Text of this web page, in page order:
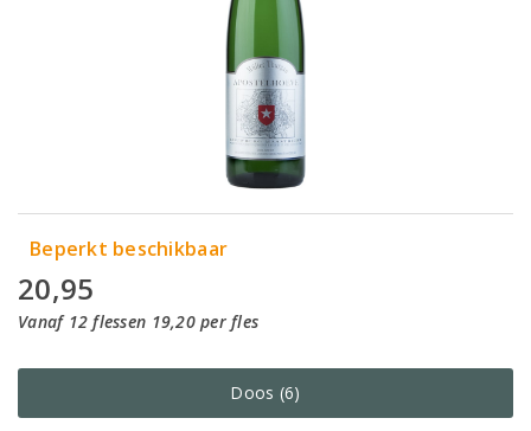
Beperkt beschikbaar
20,95
Vanaf 12 flessen 19,20 per fles
Doos (6)